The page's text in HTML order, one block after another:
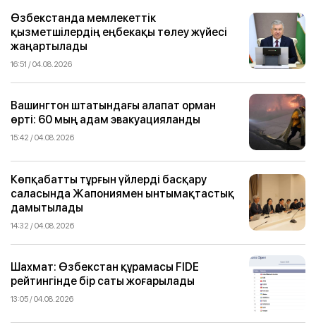
Өзбекстанда мемлекеттік
қызметшілердің еңбекақы төлеу жүйесі
жаңартылады
16:51 / 04.08.2026
Вашингтон штатындағы алапат орман
өрті: 60 мың адам эвакуацияланды
15:42 / 04.08.2026
Көпқабатты тұрғын үйлерді басқару
саласында Жапониямен ынтымақтастық
дамытылады
14:32 / 04.08.2026
Шахмат: Өзбекстан құрамасы FIDE
рейтингінде бір саты жоғарылады
13:05 / 04.08.2026